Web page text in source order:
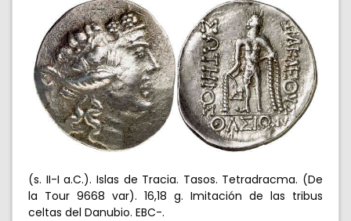
(s. II-I a.C.). Islas de Tracia. Tasos. Tetradracma. (De
la Tour 9668 var). 16,18 g. Imitación de las tribus
celtas del Danubio. EBC-.